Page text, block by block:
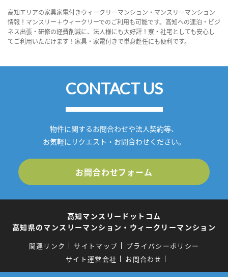
高知エリアの家具家電付きウィークリーマンション・マンスリーマンション
情報！マンスリー＋ウィークリーでのご利用も可能です。高知への連泊・ビジ
ネス出張・研修の経費削減に、法人様にも大好評！寮・社宅としても安心し
てご利用いただけます！家具・家電付きで単身赴任にも便利です。
CONTACT US
物件に関するお問合わせや法人契約等、
お気軽にリクエスト・お問合わせください。
お問合わせフォーム
高知マンスリードットコム
高知県のマンスリーマンション・ウィークリーマンション
関連リンク サイトマップ
プライバシーポリシー
サイト運営会社
お問合わせ